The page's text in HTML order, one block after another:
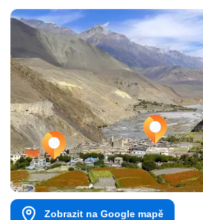
Zobrazit na Google mapě